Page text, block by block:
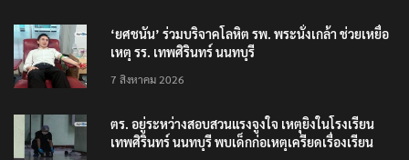
‘ยศชนัน’ ร่วมบริจาคโลหิต รพ. พระนั่งเกล้า ช่วยเหยื่อ
เหตุ รร. เทพศิรินทร์ นนทบุรี
7 สิงหาคม 2026
ตร. อยู่ระหว่างสอบสวนแรงจูงใจ เหตุยิงในโรงเรียน
เทพศิรินทร์ นนทบุรี พบเด็กก่อเหตุเครียดเรื่องเรียน